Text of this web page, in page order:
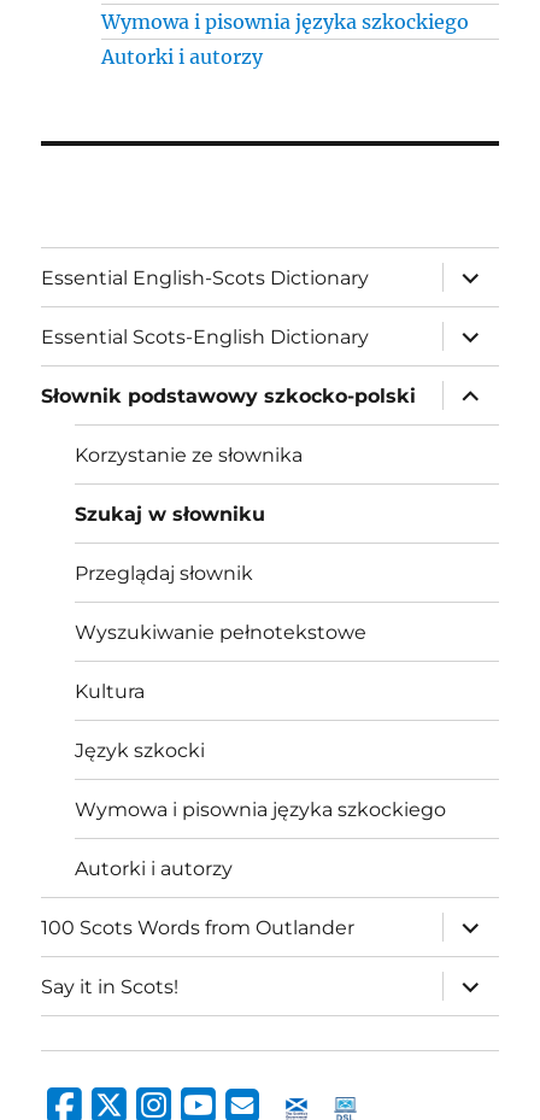
Wymowa i pisownia języka szkockiego
Autorki i autorzy
Essential English-Scots Dictionary
expand
child
menu
Essential Scots-English Dictionary
expand
child
menu
Słownik podstawowy szkocko-polski
expand
child
menu
Korzystanie ze słownika
Szukaj w słowniku
Przeglądaj słownik
Wyszukiwanie pełnotekstowe
Kultura
Język szkocki
Wymowa i pisownia języka szkockiego
Autorki i autorzy
100 Scots Words from Outlander
expand
child
menu
Say it in Scots!
expand
child
menu